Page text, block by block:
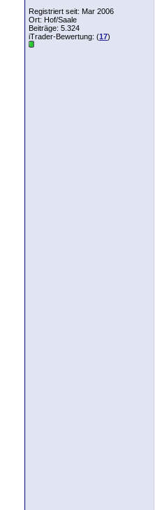
Registriert seit: Mar 2006
Ort: Hof/Saale
Beiträge: 5.324
iTrader-Bewertung: (17)